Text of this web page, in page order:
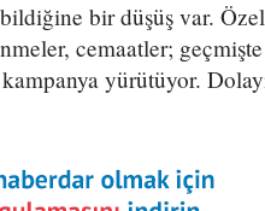
bir düşüş var.
cemaatler;
yürütüyor.